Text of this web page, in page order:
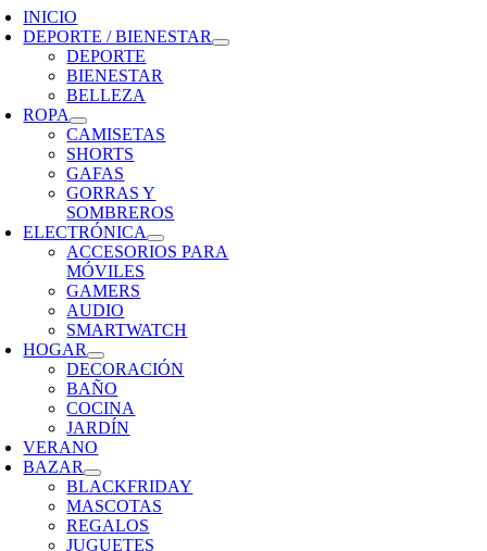
INICIO
DEPORTE / BIENESTAR
DEPORTE
BIENESTAR
BELLEZA
ROPA
CAMISETAS
SHORTS
GAFAS
GORRAS Y
SOMBREROS
ELECTRÓNICA
ACCESORIOS PARA
MÓVILES
GAMERS
AUDIO
SMARTWATCH
HOGAR
DECORACIÓN
BAÑO
COCINA
JARDÍN
VERANO
BAZAR
BLACKFRIDAY
MASCOTAS
REGALOS
JUGUETES